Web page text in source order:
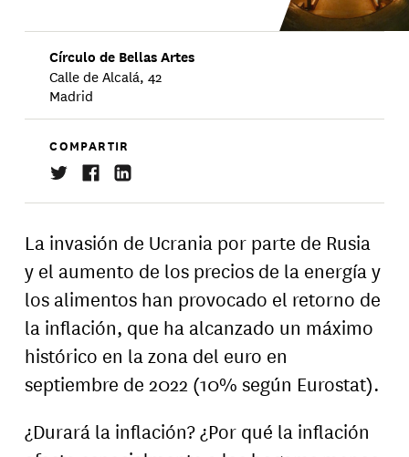
Círculo de Bellas Artes
Calle de Alcalá, 42
Madrid
COMPARTIR
La invasión de Ucrania por parte de Rusia
y el aumento de los precios de la energía y
los alimentos han provocado el retorno de
la inflación, que ha alcanzado un máximo
histórico en la zona del euro en
septiembre de 2022 (10% según Eurostat).
¿Durará la inflación? ¿Por qué la inflación